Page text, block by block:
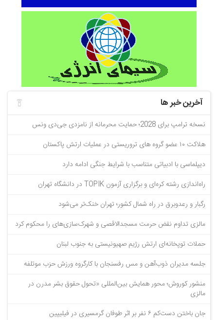
آخرین خبر ها
نسخه ترامپ برای 2028؛ حمایت محرمانه از نامزدی جی‌دی ونس
هلاکت ۱۰ عضو گروه های تروریستی در عملیات ارتش پاکستان
دیپلماسی با ادبیاتی متناسب با شرایط جنگی ادامه دارد
راه‌اندازی رشته کره‌ای و برگزاری آزمون TOPIK در دانشگاه تهران
رگبار و رعدوبرق در راه شمال کشور؛ تهران خنک‌تر می‌شود
مالزی تداوم نقض حرمت مسجدالاقصی و شهرک‌سازی‌های را محکوم کرد
حملات توپخانه‌ای ارتش رژیم صهیونیستی به جنوب لبنان
جلسه مدیران ذوب‌آهن و مس رفسنجان با کارگروه ورزش حزب موتلفه
منشور کوروش؛ محور همایش بین‌المللی «تحول حقوق بشر مدرن در
مالزی
جان باختن دست‌کم ۶ نفر بر اثر طوفان گرمسیری در فیلیپین